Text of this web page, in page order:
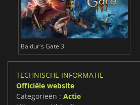
Baldur's Gate 3
TECHNISCHE INFORMATIE
Officiële website
Categorieën : Actie